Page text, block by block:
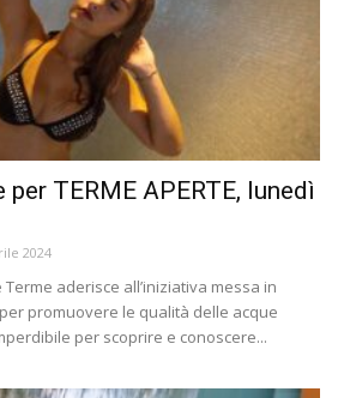
TERME APERTE, lunedì
2024
Terme aderisce all’iniziativa messa in
promuovere le qualità delle acque
per scoprire e conoscere...